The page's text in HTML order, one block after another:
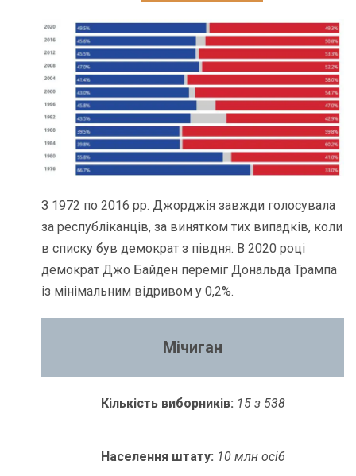
З 1972 по 2016 рр. Джорджія завжди голосувала
за республіканців, за винятком тих випадків, коли
в списку був демократ з півдня. В 2020 році
демократ Джо Байден переміг Дональда Трампа
із мінімальним відривом у 0,2%.
Мічиган
Кількість виборників: 15 з 538
Населення штату: 10 млн осіб